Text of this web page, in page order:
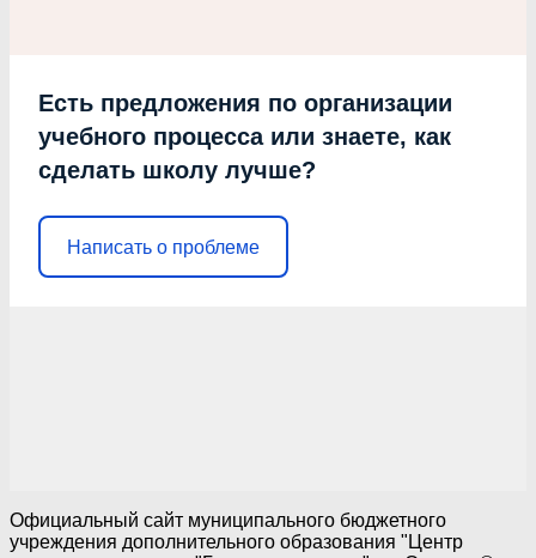
Есть предложения по организации
учебного процесса или знаете, как
сделать школу лучше?
Написать о проблеме
Официальный сайт муниципального бюджетного
учреждения дополнительного образования "Центр